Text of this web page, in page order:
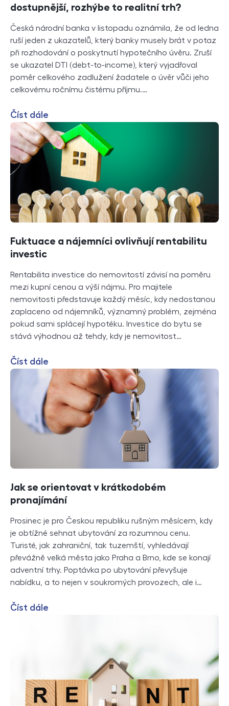
dostupnější, rozhýbe to realitní trh?
Česká národní banka v listopadu oznámila, že od ledna
ruší jeden z ukazatelů, který banky musely brát v potaz
při rozhodování o poskytnutí hypotečního úvěru. Zruší
se ukazatel DTI (debt-to-income), který vyjadřoval
poměr celkového zadlužení žadatele o úvěr vůči jeho
celkovému ročnímu čistému příjmu.…
Číst dále
Fuktuace a nájemníci ovlivňují rentabilitu
investic
Rentabilita investice do nemovitostí závisí na poměru
mezi kupní cenou a výší nájmu. Pro majitele
nemovitosti představuje každý měsíc, kdy nedostanou
zaplaceno od nájemníků, významný problém, zejména
pokud sami splácejí hypotéku. Investice do bytu se
stává výhodnou až tehdy, kdy je nemovitost…
Číst dále
Jak se orientovat v krátkodobém
pronajímání
Prosinec je pro Českou republiku rušným měsícem, kdy
je obtížné sehnat ubytování za rozumnou cenu.
Turisté, jak zahraniční, tak tuzemští, vyhledávají
převážně velká města jako Praha a Brno, kde se konají
adventní trhy. Poptávka po ubytování převyšuje
nabídku, a to nejen v soukromých provozech, ale i…
Číst dále